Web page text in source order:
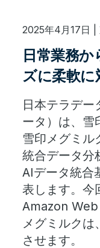
2025年4月17日 |
日常業務
ズに柔軟に
日本テラデ
ータ）は、雪
雪印メグミル
統合データ分
AIデータ統合
表します。今
Amazon
メグミルク
させます。